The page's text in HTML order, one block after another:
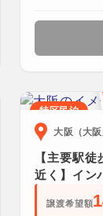
特区民泊
大阪（大阪
【主要駅
近く】イン
譲渡希望額